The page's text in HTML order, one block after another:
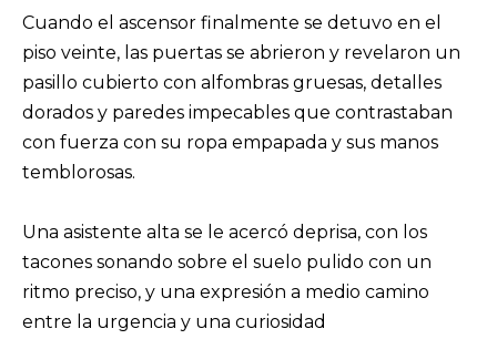
Cuando el ascensor finalmente se detuvo en el
piso veinte, las puertas se abrieron y revelaron un
pasillo cubierto con alfombras gruesas, detalles
dorados y paredes impecables que contrastaban
con fuerza con su ropa empapada y sus manos
temblorosas.
Una asistente alta se le acercó deprisa, con los
tacones sonando sobre el suelo pulido con un
ritmo preciso, y una expresión a medio camino
entre la urgencia y una curiosidad